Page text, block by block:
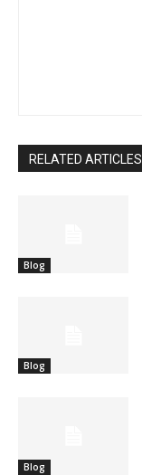
RELATED ARTICLES
Blog
Blog
Blog